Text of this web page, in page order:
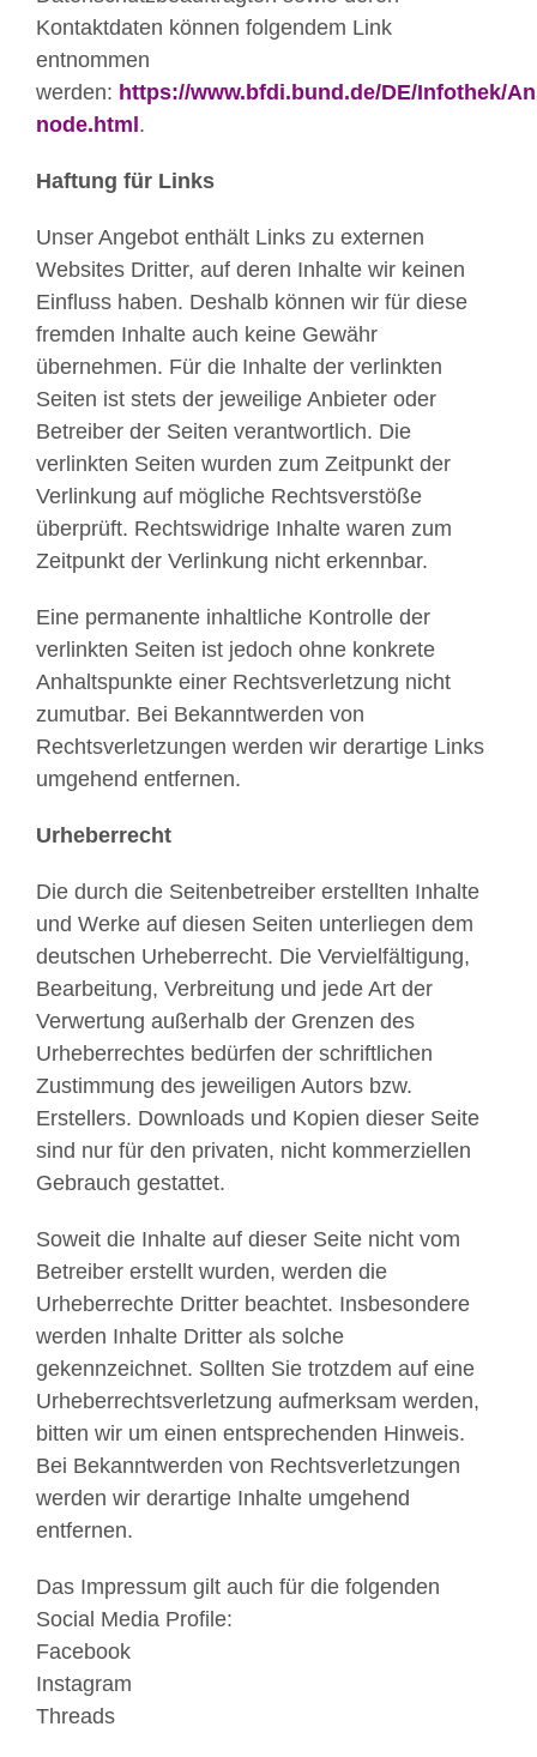
Kontaktdaten können folgendem Link
entnommen
werden: https://www.bfdi.bund.de/DE/Infothek/
node.html .
Haftung für Links
Unser Angebot enthält Links zu externen
Websites Dritter, auf deren Inhalte wir keinen
Einfluss haben. Deshalb können wir für diese
fremden Inhalte auch keine Gewähr
übernehmen. Für die Inhalte der verlinkten
Seiten ist stets der jeweilige Anbieter oder
Betreiber der Seiten verantwortlich. Die
verlinkten Seiten wurden zum Zeitpunkt der
Verlinkung auf mögliche Rechtsverstöße
überprüft. Rechtswidrige Inhalte waren zum
Zeitpunkt der Verlinkung nicht erkennbar.
Eine permanente inhaltliche Kontrolle der
verlinkten Seiten ist jedoch ohne konkrete
Anhaltspunkte einer Rechtsverletzung nicht
zumutbar. Bei Bekanntwerden von
Rechtsverletzungen werden wir derartige Links
umgehend entfernen.
Urheberrecht
Die durch die Seitenbetreiber erstellten Inhalte
und Werke auf diesen Seiten unterliegen dem
deutschen Urheberrecht. Die Vervielfältigung,
Bearbeitung, Verbreitung und jede Art der
Verwertung außerhalb der Grenzen des
Urheberrechtes bedürfen der schriftlichen
Zustimmung des jeweiligen Autors bzw.
Erstellers. Downloads und Kopien dieser Seite
sind nur für den privaten, nicht kommerziellen
Gebrauch gestattet.
Soweit die Inhalte auf dieser Seite nicht vom
Betreiber erstellt wurden, werden die
Urheberrechte Dritter beachtet. Insbesondere
werden Inhalte Dritter als solche
gekennzeichnet. Sollten Sie trotzdem auf eine
Urheberrechtsverletzung aufmerksam werden,
bitten wir um einen entsprechenden Hinweis.
Bei Bekanntwerden von Rechtsverletzungen
werden wir derartige Inhalte umgehend
entfernen.
Das Impressum gilt auch für die folgenden
Social Media Profile:
Facebook
Instagram
Threads